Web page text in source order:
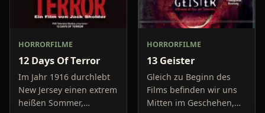
HORRORFILME
12 Days Of Terror
Im Jahr 1916 durchlebt
New Jersey einen extrem
heißen Sommer,
HORRORFILME
13 Geister
Gleich zu Beginn des
Films befinden wir uns
Mitten im Geschehen,